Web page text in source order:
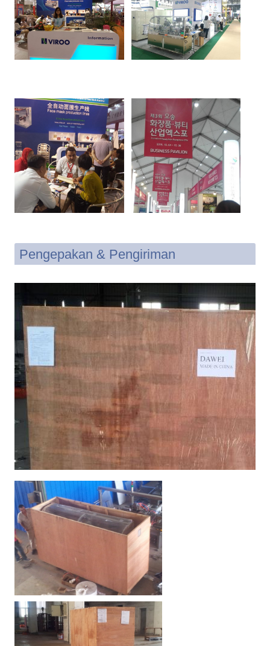
Pengepakan & Pengiriman